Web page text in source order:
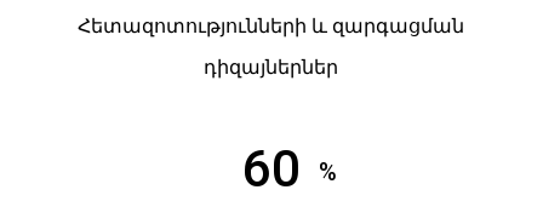
Հետազոտությունների և զարգացման
դիզայներներ
60 %